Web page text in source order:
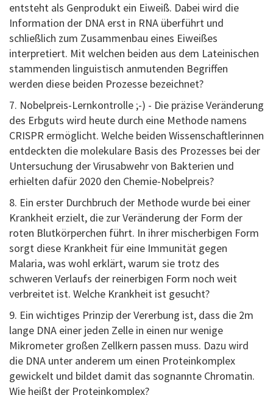
entsteht als Genprodukt ein Eiweiß. Dabei wird die
Information der DNA erst in RNA überführt und
schließlich zum Zusammenbau eines Eiweißes
interpretiert. Mit welchen beiden aus dem Lateinischen
stammenden linguistisch anmutenden Begriffen
werden diese beiden Prozesse bezeichnet?
7. Nobelpreis-Lernkontrolle ;-) - Die präzise Veränderung
des Erbguts wird heute durch eine Methode namens
CRISPR ermöglicht. Welche beiden Wissenschaftlerinnen
entdeckten die molekulare Basis des Prozesses bei der
Untersuchung der Virusabwehr von Bakterien und
erhielten dafür 2020 den Chemie-Nobelpreis?
8. Ein erster Durchbruch der Methode wurde bei einer
Krankheit erzielt, die zur Veränderung der Form der
roten Blutkörperchen führt. In ihrer mischerbigen Form
sorgt diese Krankheit für eine Immunität gegen
Malaria, was wohl erklärt, warum sie trotz des
schweren Verlaufs der reinerbigen Form noch weit
verbreitet ist. Welche Krankheit ist gesucht?
9. Ein wichtiges Prinzip der Vererbung ist, dass die 2m
lange DNA einer jeden Zelle in einen nur wenige
Mikrometer großen Zellkern passen muss. Dazu wird
die DNA unter anderem um einen Proteinkomplex
gewickelt und bildet damit das sognannte Chromatin.
Wie heißt der Proteinkomplex?